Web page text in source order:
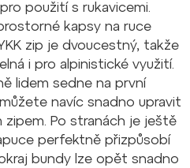
použití s rukavicemi.
kapsy na ruce
zip je dvoucestný, takže
i pro alpinistické využití.
lidem sedne na první
navíc snadno upravit
Po stranách je ještě
perfektně přizpůsobí
bundy lze opět snadno